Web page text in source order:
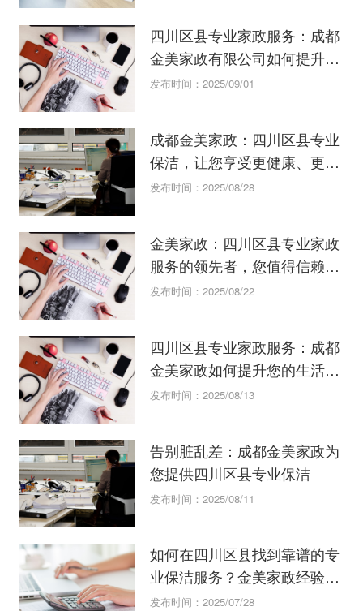
四川区县专业家政服务：成都
金美家政有限公司如何提升您
的生活品
发布时间：2025/09/01
成都金美家政：四川区县专业
保洁，让您享受更健康、更舒
适的生活
发布时间：2025/08/28
金美家政：四川区县专业家政
服务的领先者，您值得信赖的
选择！
发布时间：2025/08/22
四川区县专业家政服务：成都
金美家政如何提升您的生活品
质？
发布时间：2025/08/13
告别脏乱差：成都金美家政为
您提供四川区县专业保洁
发布时间：2025/08/11
如何在四川区县找到靠谱的专
业保洁服务？金美家政经验分
享。
发布时间：2025/07/28